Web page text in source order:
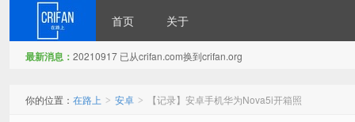
首页 关于
最新消息： 20210917 已从crifan.com换到crifan.org
你的位置： 在路上 > 安卓 > 【记录】安卓手机华为Nova5i开箱照